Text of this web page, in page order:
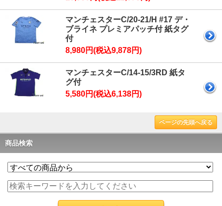
マンチェスターC/20-21/H #17 デ・
ブライネ プレミアパッチ付 紙タグ
付
8,980円(税込9,878円)
マンチェスターC/14-15/3RD 紙タ
グ付
5,580円(税込6,138円)
ページの先頭へ戻る
商品検索